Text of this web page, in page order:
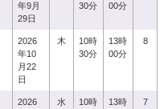
年9月
29日
30分
00分
2026
年10
月22
日
木
10時
30分
13時
00分
8
2026
水
10時
13時
7